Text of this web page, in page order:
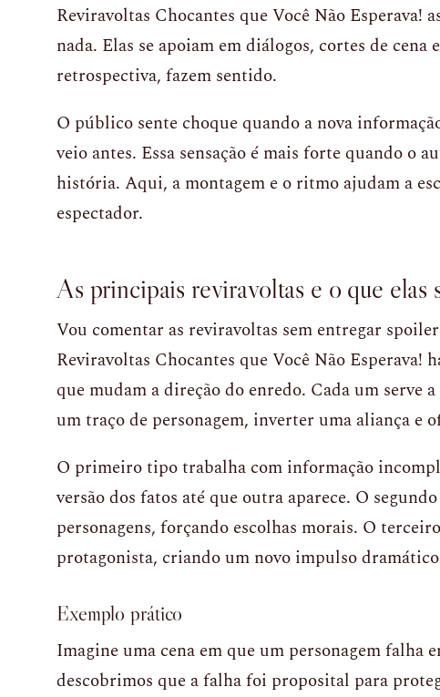
Reviravoltas Chocantes que Você Não Esperava!
nada. Elas se apoiam em diálogos, cortes de cena
retrospectiva, fazem sentido.
O público sente choque quando a nova
veio antes. Essa sensação é mais forte quando o
história. Aqui, a montagem e o ritmo ajudam a
espectador.
As principais reviravoltas e o que elas
Vou comentar as reviravoltas sem entregar
Reviravoltas Chocantes que Você Não Esperava!
que mudam a direção do enredo. Cada um serve
um traço de personagem, inverter uma aliança e
O primeiro tipo trabalha com informação
versão dos fatos até que outra aparece. O
personagens, forçando escolhas morais. O
protagonista, criando um novo impulso
Exemplo prático
Imagine uma cena em que um personagem falha
descobrimos que a falha foi proposital para